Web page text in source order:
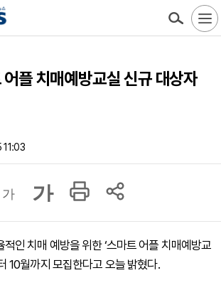
플 치매예방교실 신규 대상자
11:03
가 가
인 치매 예방을 위한 ‘스마트 어플 치매예방교
10월까지 모집한다고 오늘 밝혔다.